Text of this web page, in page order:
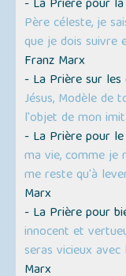
- La Prière pour
Père céleste, je
que je dois suivre
Franz Marx
- La Prière sur
Jésus, Modèle de
l'objet de mon
- La Prière pour
ma vie, comme je
me reste qu'à
Marx
- La Prière pour
innocent et
seras vicieux
Marx